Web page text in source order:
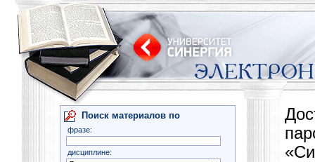
Поиск материалов по
фразе:
дисциплине: